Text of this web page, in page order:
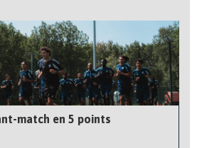
match en 5 points